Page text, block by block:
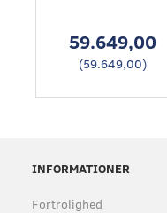
59.649,00
(59.649,00)
INFORMATIONER
Fortrolighed